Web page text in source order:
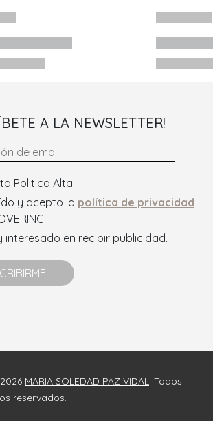
A LA NEWSLETTER!
Politica Alta
y acepto la política de privacidad
interesado en recibir publicidad.
MARIA SOLEDAD PAZ VIDAL. Todos
reservados.